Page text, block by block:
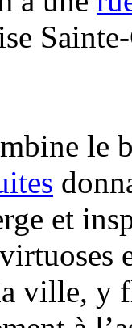
le
et
ville, y